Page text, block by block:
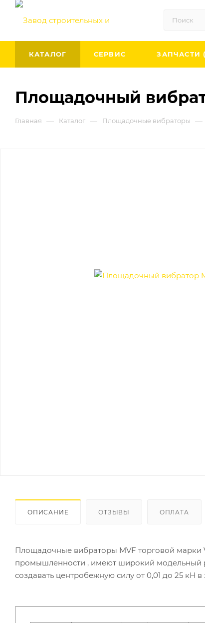
КАТАЛОГ СЕРВИС ЗАПЧАСТИ
Площадочный
Главная — Каталог — Площадочные вибраторы —
ОПИСАНИЕ ОТЗЫВЫ ОПЛАТА
Площадочные вибраторы MVF торговой марки
промышленности , имеют широкий модельный
создавать центробежную силу от 0,01 до 25 кН